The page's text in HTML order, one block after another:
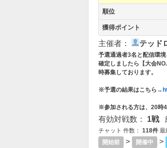
順位
獲得ポイント
主催者： テッド
予選通過者3名と配信環
確定しましたら【大会
時募集しております。
※予選の結果はこちら→
※参加される方は、20時
有効対戦数： 1戦
チャット 件数： 118件 最
開始前
> 開催中 >